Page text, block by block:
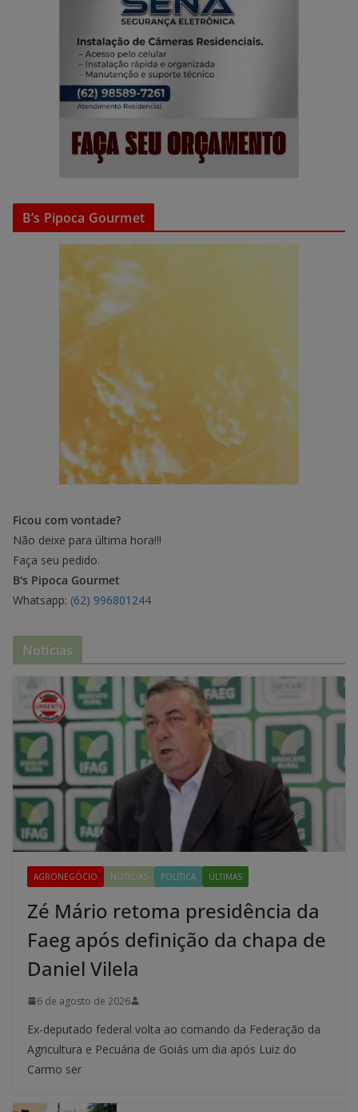
B’s Pipoca Gourmet
Ficou com vontade?
Não deixe para última hora!!!
Faça seu pedido.
B's Pipoca Gourmet
Whatsapp: (62) 996801244
Notícias
AGRONEGÓCIO NOTÍCIAS POLÍTICA ÚLTIMAS
Zé Mário retoma presidência da
Faeg após definição da chapa de
Daniel Vilela
6 de agosto de 2026
Ex-deputado federal volta ao comando da Federação da
Agricultura e Pecuária de Goiás um dia após Luiz do
Carmo ser